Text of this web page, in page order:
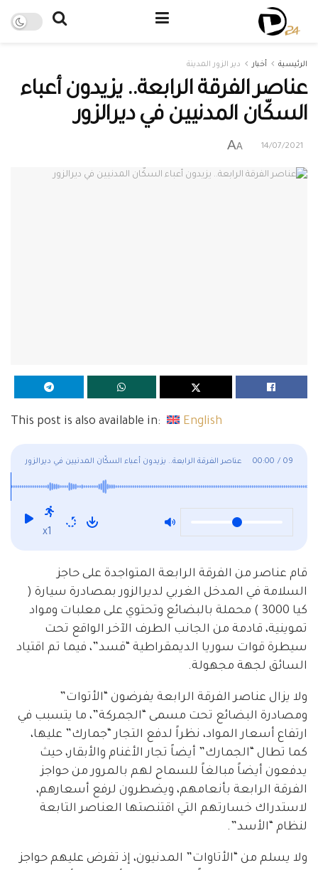
الرئيسية أخبار دير الزور المدينة
عناصر الفرقة الرابعة.. يزيدون أعباء
السكّان المدنيين في ديرالزور
14/07/2021
A
A
This post is also available in: English
عناصر الفرقة الرابعة.. يزيدون أعباء السكّان المدنيين في ديرالزور 00:00 / 09
x1
قام عناصر من الفرقة الرابعة المتواجدة على حاجز
السلامة في المدخل الغربي لديرالزور بمصادرة سيارة (
كيا 3000 ) محملة بالبضائع وتحتوي على معلبات ومواد
تموينية، قادمة من الجانب الطرف الآخر الواقع تحت
سيطرة قوات سوريا الديمقراطية “قسد”، فيما تم اقتياد
السائق لجهة مجهولة.
ولا يزال عناصر الفرقة الرابعة يفرضون “الأتوات”
ومصادرة البضائع تحت مسمى “الجمركة”، ما يتسبب في
ارتفاع أسعار المواد، نظراً لدفع التجار “جمارك” عليها،
كما تطال “الجمارك” أيضاً تجار الأغنام والأبقار، حيث
يدفعون أيضاً مبالغاً للسماح لهم بالمرور من حواجز
الفرقة الرابعة بأنعامهم، ويضطرون لرفع أسعارهم،
لاستدراك خسارتهم التي اقتنصتها العناصر التابعة
لنظام “الأسد”.
ولا يسلم من “الأتاوات” المدنيون، إذ تفرض عليهم حواجز